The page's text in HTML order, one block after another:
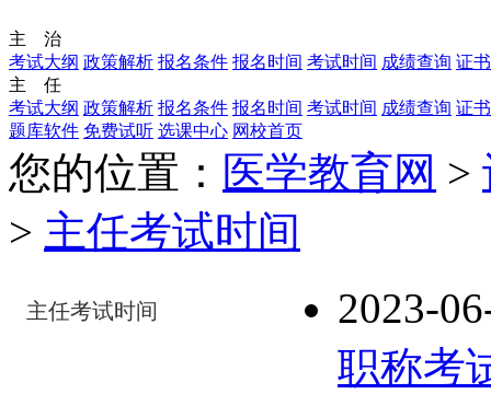
主 治
考试大纲 政策解析 报名条件 报名时间 考试时间 成绩查询 证
主 任
考试大纲 政策解析 报名条件 报名时间 考试时间 成绩查询 证
题库软件 免费试听 选课中心 网校首页
您的位置： 医学教育网 >
> 主任考试时间
主任考试时间
2023-
职称考